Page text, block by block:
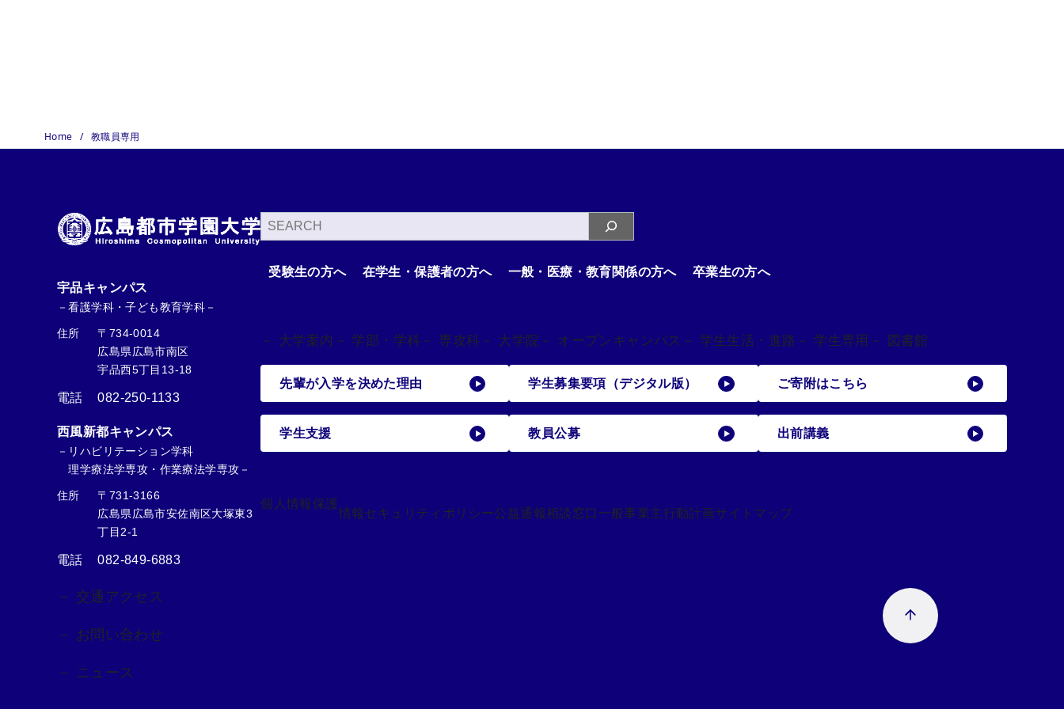
Home 教職員専用
宇品キャンパス
－看護学科・子ども教育学科－
住所
〒734-0014
広島県広島市南区
宇品西5丁目13-18
電話 082-250-1133
西風新都キャンパス
－リハビリテーション学科
理学療法学専攻・作業療法学専攻－
住所
〒731-3166
広島県広島市安佐南区大塚東3
丁目2-1
電話 082-849-6883
－ 交通アクセス
－ お問い合わせ
－ ニュース
検
索
受験生の方へ 在学生・保護者の方へ 一般・医療・教育関係の方へ 卒業生の方へ
－ 大学案内 － 学部・学科 － 専攻科 － 大学院 － オープンキャンパス － 学生生活・進路 － 学生専用 － 図書館
先輩が入学を決めた理由 学生募集要項（デジタル版） ご寄附はこちら
学生支援 教員公募 出前講義
個人情報保護
情報セキュリティポリシー公益通報相談窓口 一般事業主行動計画サイトマップ